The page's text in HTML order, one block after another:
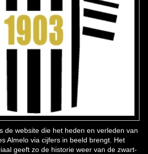
de website die het heden en verleden van
Almelo via cijfers in beeld brengt. Het
geeft zo de historie weer van de zwart-